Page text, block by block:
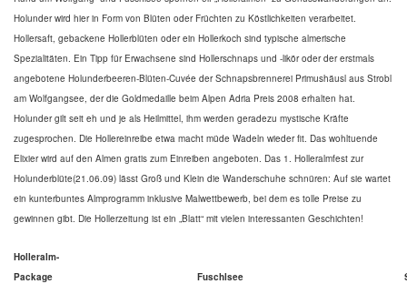
Holunder wird hier in Form von Blüten oder Früchten zu Köstlichkeiten verarbeitet.
Hollersaft, gebackene Hollerblüten oder ein Hollerkoch sind typische almerische
Spezialitäten. Ein Tipp für Erwachsene sind Hollerschnaps und -likör oder der erstmals
angebotene Holunderbeeren-Blüten-Cuvée der Schnapsbrennerei Primushäusl aus Strobl
am Wolfgangsee, der die Goldmedaille beim Alpen Adria Preis 2008 erhalten hat.
Holunder gilt seit eh und je als Heilmittel, ihm werden geradezu mystische Kräfte
zugesprochen. Die Hollereinreibe etwa macht müde Wadeln wieder fit. Das wohltuende
Elixier wird auf den Almen gratis zum Einreiben angeboten. Das 1. Holleralmfest zur
Holunderblüte(21.06.09) lässt Groß und Klein die Wanderschuhe schnüren: Auf sie wartet
ein kunterbuntes Almprogramm inklusive Malwettbewerb, bei dem es tolle Preise zu
gewinnen gibt. Die Hollerzeitung ist ein „Blatt“ mit vielen interessanten Geschichten!
Holleralm-
Package
Fuschlsee